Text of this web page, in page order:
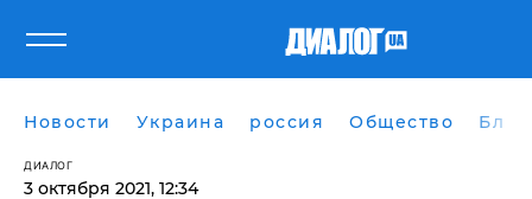
Новости Украина россия Общество
ДИАЛОГ
3 октября 2021, 12:34